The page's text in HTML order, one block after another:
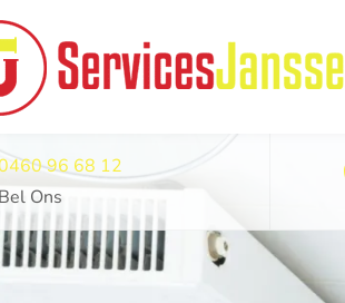
96 68 12
Bel Ons